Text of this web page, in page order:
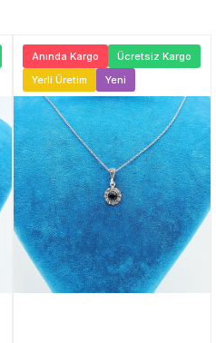
Anında Kargo
Ücretsiz Kargo
Yerli Üretim
Yeni